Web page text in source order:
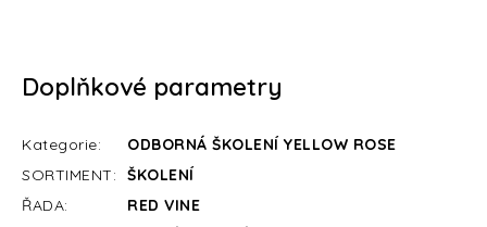
Doplňkové parametry
Kategorie:
ODBORNÁ ŠKOLENÍ YELLOW ROSE
SORTIMENT:
ŠKOLENÍ
ŘADA:
RED VINE